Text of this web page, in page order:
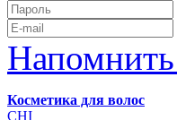
Косметика для волос
CHI